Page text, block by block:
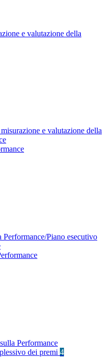
e valutazione della
e valutazione della
Performance/Piano esecutivo
Performance
dei premi 4